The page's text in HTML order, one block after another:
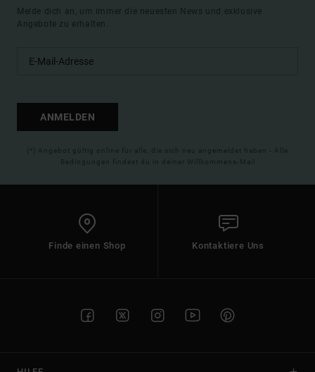
Melde dich an, um immer die neuesten News und exklusive
Angebote zu erhalten.
ANMELDEN
(*) Angebot gültig online für alle, die sich neu angemeldet haben - Alle
Bedingungen findest du in deiner Willkommens-Mail
Finde einen Shop Kontaktiere Uns